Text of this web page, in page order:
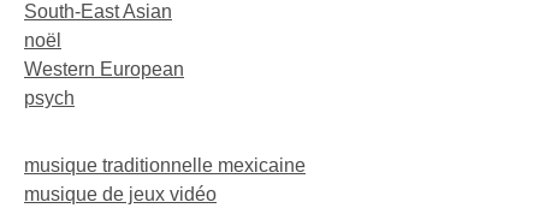
South-East Asian
noël
Western European
psych
musique traditionnelle mexicaine
musique de jeux vidéo